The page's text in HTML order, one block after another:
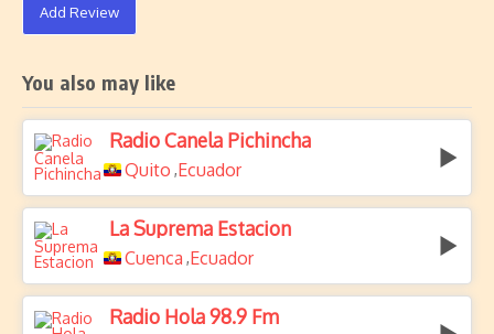
Add Review
You also may like
Radio Canela Pichincha
Quito ,Ecuador
La Suprema Estacion
Cuenca ,Ecuador
Radio Hola 98.9 Fm